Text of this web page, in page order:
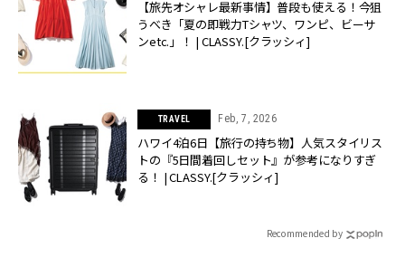
【旅先オシャレ最新事情】普段も使える！今狙
うべき「夏の即戦力Tシャツ、ワンピ、ビーサ
ンetc.」！ | CLASSY.[クラッシィ]
TRAVEL Feb, 7, 2026
ハワイ4泊6日【旅行の持ち物】人気スタイリス
トの『5日間着回しセット』が参考になりすぎ
る！ | CLASSY.[クラッシィ]
Recommended by